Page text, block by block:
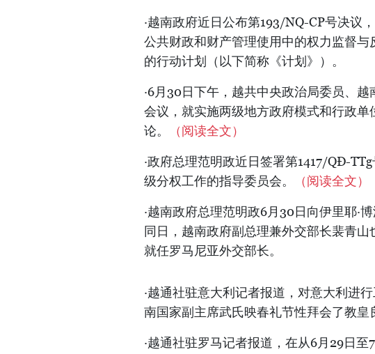
·越南政府近日公布第193/NQ-CP号决议
公共财政和财产管理使用中的权力监督
的行动计划（以下简称《计划》）。
·6月30日下午，越共中央政治局委员、
会议，就实施两级地方政府模式和行政
论。
（阅读全文）
·政府总理范明政近日签署第1417/QĐ-
级分权工作的指导委员会。
（阅读全文）
·越南政府总理范明政6月30日向伊里耶·
同日，越南政府副总理兼外交部长裴青山
就任罗马尼亚外交部长。
·越通社驻意大利记者报道，对意大利进
南国家副主席武氏映春礼节性拜会了教皇
·越通社驻罗马记者报道，在从6月29日